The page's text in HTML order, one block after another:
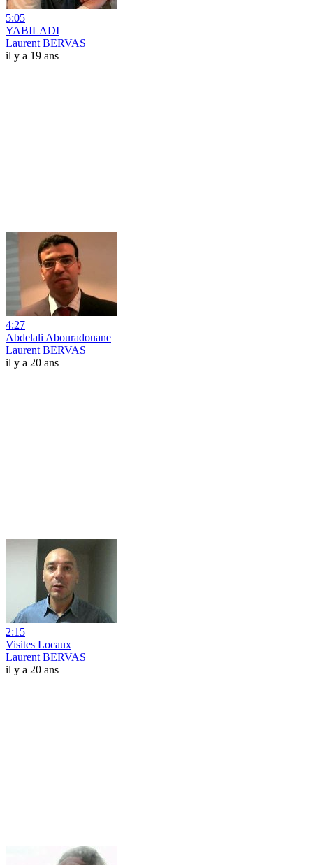
5:05
YABILADI
Laurent BERVAS
il y a 19 ans
4:27
Abdelali Abouradouane
Laurent BERVAS
il y a 20 ans
2:15
Visites Locaux
Laurent BERVAS
il y a 20 ans